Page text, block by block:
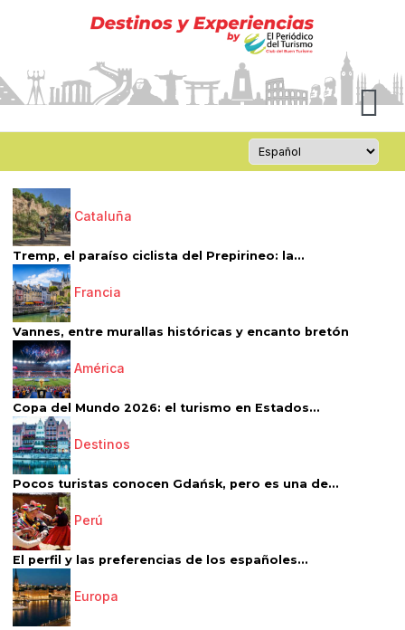
Cataluña
Tremp, el paraíso ciclista del Prepirineo: la...
Francia
Vannes, entre murallas históricas y encanto bretón
América
Copa del Mundo 2026: el turismo en Estados...
Destinos
Pocos turistas conocen Gdańsk, pero es una de...
Perú
El perfil y las preferencias de los españoles...
Europa